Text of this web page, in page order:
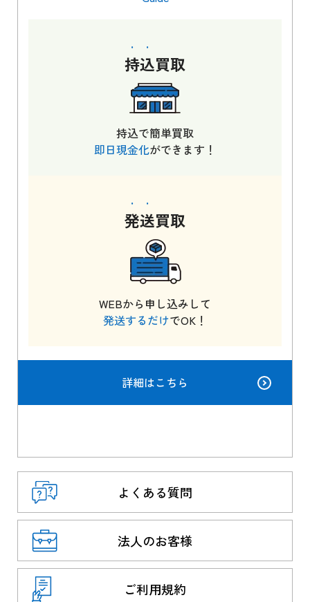
持込買取
持込で簡単買取
即日現金化ができます！
発送買取
WEBから申し込みして
発送するだけでOK！
詳細はこちら
よくある質問
法人のお客様
ご利用規約